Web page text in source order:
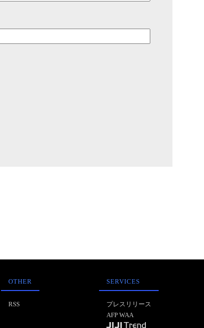
OTHER
RSS
SERVICES
プレスリリース
AFP WAA